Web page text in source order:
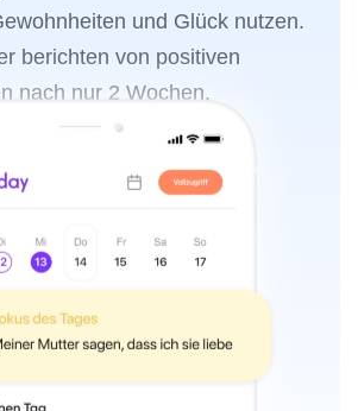
und Glück nutzen.
berichten von positiven
nach nur 2 Wochen.